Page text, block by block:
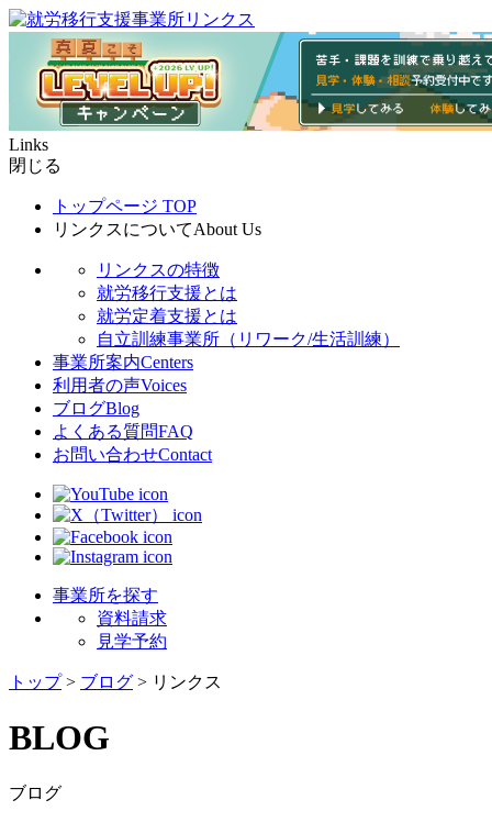
Links
閉じる
トップページ TOP
リンクスについてAbout Us
リンクスの特徴
就労移行支援とは
就労定着支援とは
自立訓練事業所（リワーク/生活訓練）
事業所案内Centers
利用者の声Voices
ブログBlog
よくある質問FAQ
お問い合わせContact
事業所を探す
資料請求
見学予約
トップ> ブログ > リンクス
BLOG
ブログ